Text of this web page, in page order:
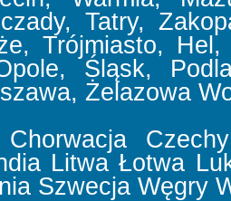
Tatry,
Trójmiasto,
Śląsk,
Żelazowa
Chorwacja
Czechy
Litwa Łotwa
Szwecja Węgry